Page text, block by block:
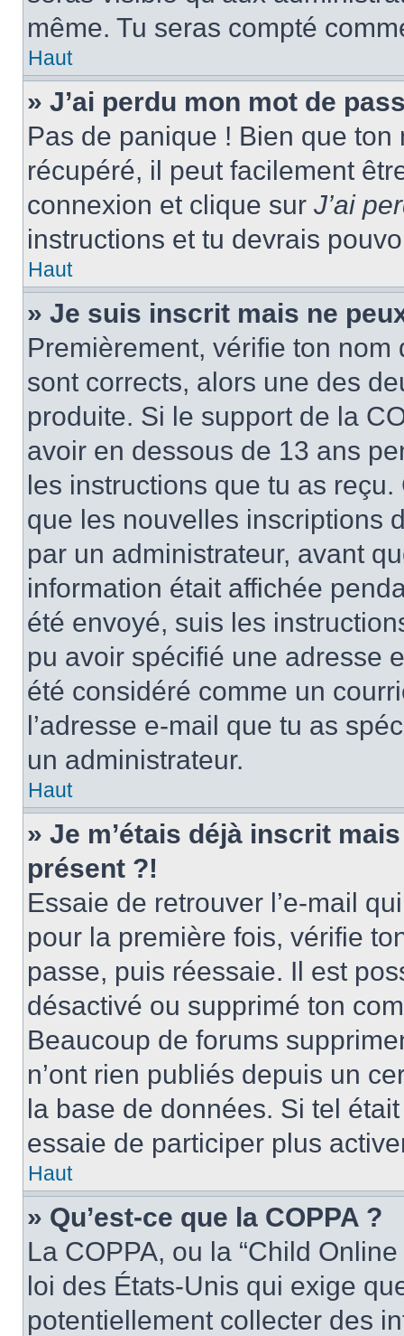
même. Tu seras compté
Haut
» J’ai perdu mon mot de
Pas de panique ! Bien que
récupéré, il peut facilement
connexion et clique sur J’ai
instructions et tu devrais
Haut
» Je suis inscrit mais ne
Premièrement, vérifie ton nom
sont corrects, alors une des
produite. Si le support de la
avoir en dessous de 13 ans
les instructions que tu as
que les nouvelles inscriptions
par un administrateur, avant
information était affichée
été envoyé, suis les
pu avoir spécifié une adresse
été considéré comme un
l’adresse e-mail que tu as
un administrateur.
Haut
» Je m’étais déjà inscrit
présent ?!
Essaie de retrouver l’e-mail
pour la première fois, vérifie
passe, puis réessaie. Il est
désactivé ou supprimé ton
Beaucoup de forums
n’ont rien publiés depuis un
la base de données. Si tel
essaie de participer plus
Haut
» Qu’est-ce que la COPPA ?
La COPPA, ou la “Child
loi des États-Unis qui exige
potentiellement collecter des